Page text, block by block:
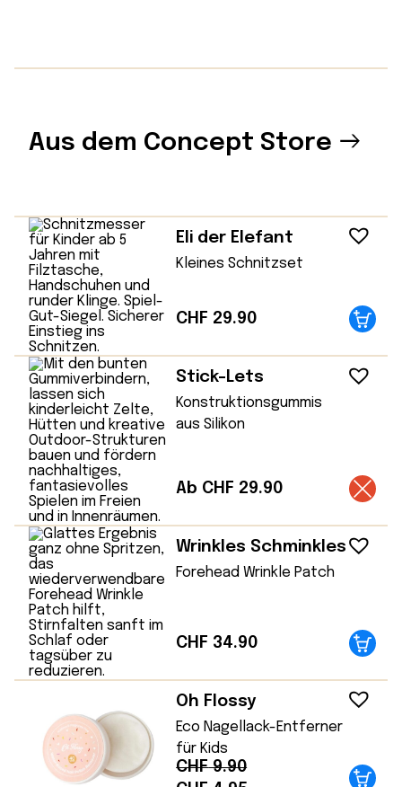
Aus dem Concept Store
Eli der Elefant
Kleines Schnitzset
CHF 29.90
Stick-Lets
Konstruktionsgummis
aus Silikon
Ab CHF 29.90
Wrinkles Schminkles
Forehead Wrinkle Patch
CHF 34.90
Oh Flossy
Eco Nagellack-Entferner
für Kids
CHF9.90